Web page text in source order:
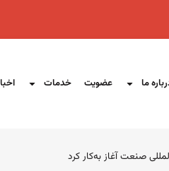
ما عضویت خدمات
صنعت آغاز به‌کار کرد